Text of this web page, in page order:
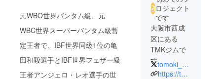
元WBO世界バンタム級、元
WBC世界スーパーバンタム級暫
定王者で、IBF世界同級1位の亀
田和毅選手とIBF世界フェザー級
王者アンジェロ・レオ選手の世
ロジェクト
です
大阪市西成
区にある
TMKジムで
す。
tomoki_kameda
https://tmk-boxing-gym.jp